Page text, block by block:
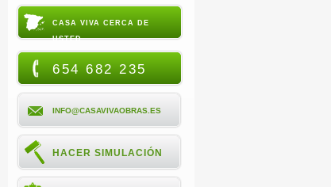
CASA VIVA CERCA DE
USTED
654 682 235
INFO@CASAVIVAOBRAS.ES
HACER SIMULACIÓN